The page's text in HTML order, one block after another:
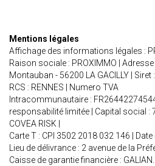
Mentions légales
Affichage des informations légales :
Raison sociale : PROXIMMO |
Montauban - 56200 LA GACILLY | Siret
RCS : RENNES | Numero TVA
Intracommunautaire :
responsabilité limitée | Capital social :
COVEA RISK |
Carte T : CPI 3502 2018 032 146 | Date
Lieu de délivrance : 2 avenue de la
Caisse de garantie financière :